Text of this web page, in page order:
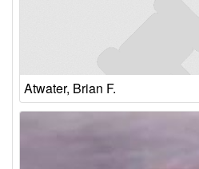
Atwater, Brian F.